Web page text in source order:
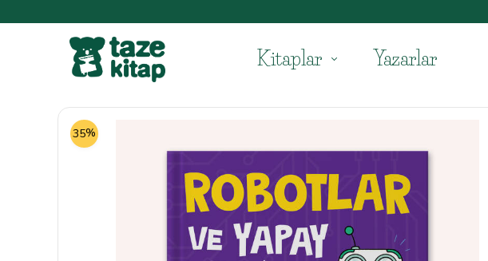
Kitaplar Yazarlar
35%